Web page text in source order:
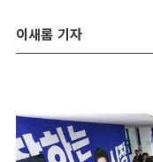
이새롬 기자